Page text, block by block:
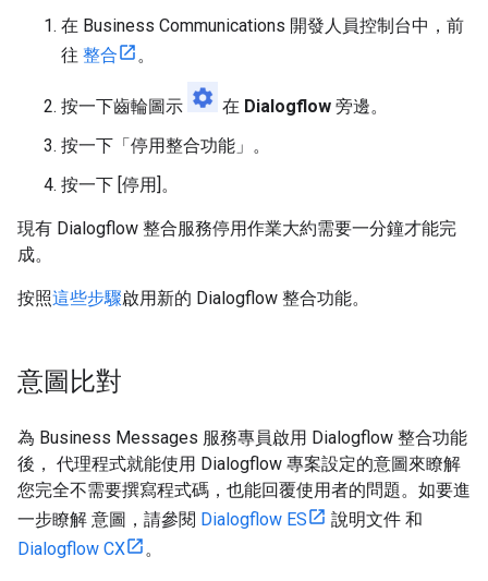
在 Business Communications 開發人員控制台中，前
往 整合 。
按一下齒輪圖示 在 Dialogflow 旁邊。
按一下「停用整合功能」 。
按一下 [停用]。
現有 Dialogflow 整合服務停用作業大約需要一分鐘才能完
成。
按照這些步驟啟用新的 Dialogflow 整合功能。
意圖比對
為 Business Messages 服務專員啟用 Dialogflow 整合功能
後， 代理程式就能使用 Dialogflow 專案設定的意圖來瞭解
您完全不需要撰寫程式碼，也能回覆使用者的問題。如要進
一步瞭解 意圖，請參閱 Dialogflow ES
說明文件 和
Dialogflow CX
。